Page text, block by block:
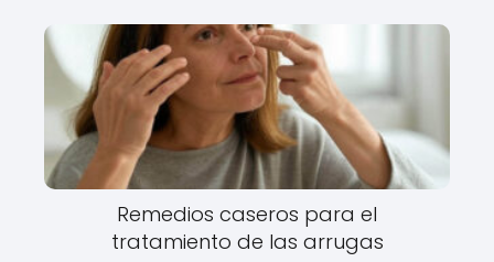
Remedios caseros para el
tratamiento de las arrugas